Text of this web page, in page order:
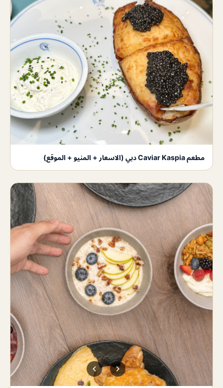
مطعم Caviar Kaspia دبي (الاسعار + المنيو + الموقع)